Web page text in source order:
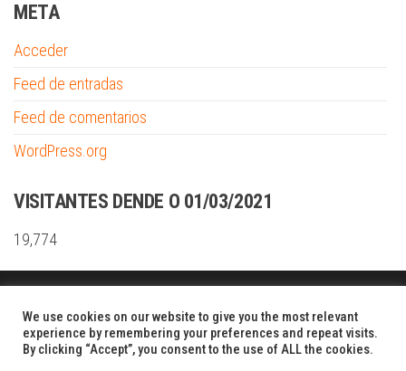
META
Acceder
Feed de entradas
Feed de comentarios
WordPress.org
VISITANTES DENDE O 01/03/2021
19,774
We use cookies on our website to give you the most relevant
experience by remembering your preferences and repeat visits.
By clicking “Accept”, you consent to the use of ALL the cookies.